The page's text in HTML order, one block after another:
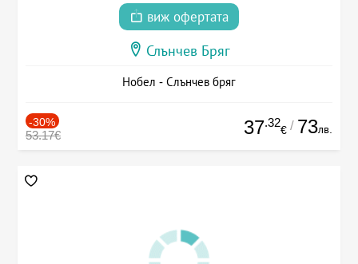
виж офертата
Слънчев Бряг
Нобел - Слънчев бряг
-30%
53.17€ 37.32
€ / 73лв.